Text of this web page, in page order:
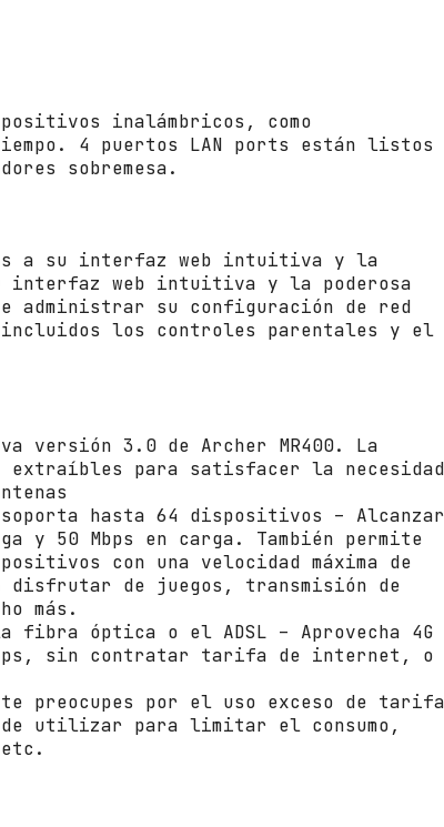
H
z
/
e
a
F
i
8
0
2
.
1
1
c
n
/
a
inalámbricos, como
4 puertos LAN ports están listos
sobremesa.
a su interfaz web intuitiva y la
interfaz web intuitiva y la poderosa
administrar su configuración de red
los controles parentales y el
versión 3.0 de Archer MR400. La
extraíbles para satisfacer la
hasta 64 dispositivos –
y 50 Mbps en carga. También permite
con una velocidad máxima de
disfrutar de juegos, transmisión de
más.
óptica o el ADSL – Aprovecha 4G
sin contratar tarifa de internet, o
te preocupes por el uso exceso de
utilizar para limitar el consumo,